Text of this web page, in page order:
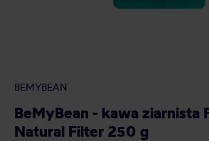
BEMYBEAN
BeMyBean - kawa ziarnista
Natural Filter 250 g